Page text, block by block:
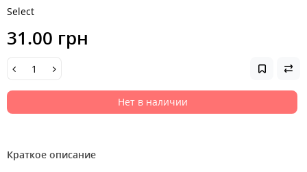
Select
31.00 грн
Нет в наличии
Краткое описание